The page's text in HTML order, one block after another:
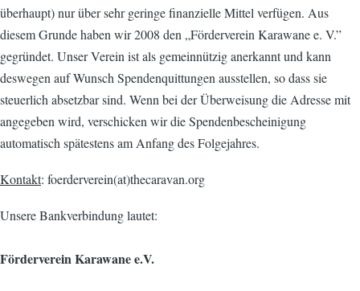
überhaupt) nur über sehr geringe finanzielle Mittel verfügen. Aus
diesem Grunde haben wir 2008 den „Förderverein Karawane e. V.”
gegründet. Unser Verein ist als gemeinnützig anerkannt und kann
deswegen auf Wunsch Spendenquittungen ausstellen, so dass sie
steuerlich absetzbar sind. Wenn bei der Überweisung die Adresse mit
angegeben wird, verschicken wir die Spendenbescheinigung
automatisch spätestens am Anfang des Folgejahres.
Kontakt: foerderverein(at)thecaravan.org
Unsere Bankverbindung lautet:
Förderverein Karawane e.V.